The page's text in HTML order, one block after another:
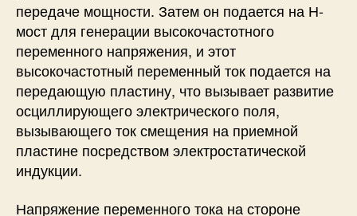
передаче мощности. Затем он подается на Н-
мост для генерации высокочастотного
переменного напряжения, и этот
высокочастотный переменный ток подается на
передающую пластину, что вызывает развитие
осциллирующего электрического поля,
вызывающего ток смещения на приемной
пластине посредством электростатической
индукции.
Напряжение переменного тока на стороне